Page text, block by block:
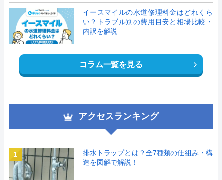
イースマイルの水道修理料金はどれくら
い？トラブル別の費用目安と相場比較・
内訳を解説
コラム一覧を見る
アクセスランキング
1
排水トラップとは？全7種類の仕組み・構
造を図解で解説！